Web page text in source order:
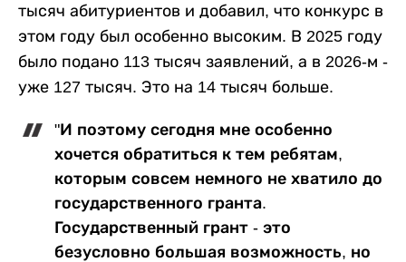
тысяч абитуриентов и добавил, что конкурс в
этом году был особенно высоким. В 2025 году
было подано 113 тысяч заявлений, а в 2026-м -
уже 127 тысяч. Это на 14 тысяч больше.
"И поэтому сегодня мне особенно
хочется обратиться к тем ребятам,
которым совсем немного не хватило до
государственного гранта.
Государственный грант - это
безусловно большая возможность, но